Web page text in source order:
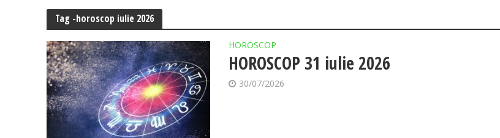
Tag -horoscop iulie 2026
HOROSCOP
HOROSCOP 31 iulie 2026
30/07/2026